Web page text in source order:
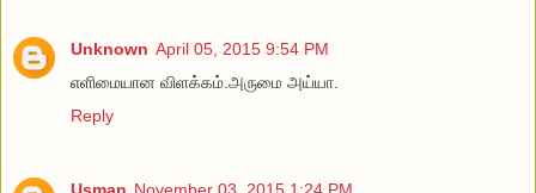
Unknown April 05, 2015 9:54 PM
எளிமையான விளக்கம்.அருமை அய்யா.
Reply
Usman November 03, 2015 1:24 PM